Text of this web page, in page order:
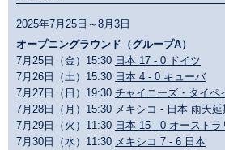
2025年7月25日～8月3日
オープニングラウンド（グループA）
7月25日（金）15:30 日本 17 - 0 ドイツ
7月26日（土）15:30 日本 4 - 0 キューバ
7月27日（日）19:30 チャイニーズ・タイペ
7月28日（月）15:30 メキシコ - 日本 雨天延
7月29日（火）11:30 日本 15 - 0 オーストラ
7月30日（水）11:30 メキシコ 7 - 6 日本